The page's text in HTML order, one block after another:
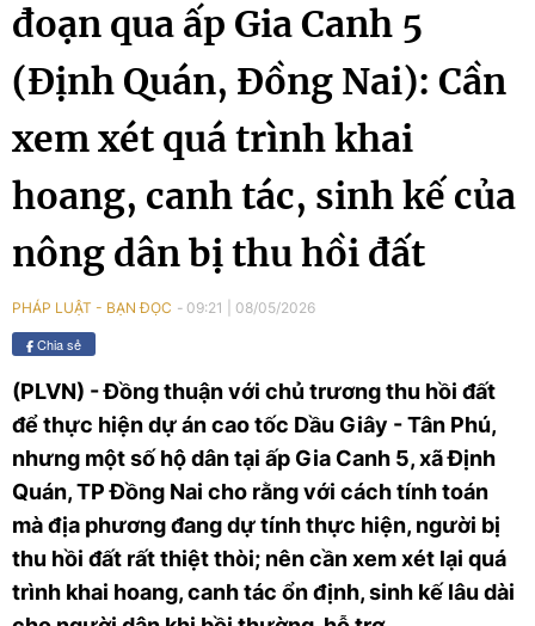
SINH KẾ CỦA NÔNG
DÂN BỊ THU HỒI ĐẤT
đoạn qua ấp Gia Canh 5
(Định Quán, Đồng Nai): Cần
xem xét quá trình khai
hoang, canh tác, sinh kế của
nông dân bị thu hồi đất
PHÁP LUẬT - BẠN ĐỌC 09:21 08/05/2026
Chia sẻ
(PLVN) - Đồng thuận với chủ trương thu hồi đất
để thực hiện dự án cao tốc Dầu Giây - Tân Phú,
nhưng một số hộ dân tại ấp Gia Canh 5, xã Định
Quán, TP Đồng Nai cho rằng với cách tính toán
mà địa phương đang dự tính thực hiện, người bị
thu hồi đất rất thiệt thòi; nên cần xem xét lại quá
trình khai hoang, canh tác ổn định, sinh kế lâu dài